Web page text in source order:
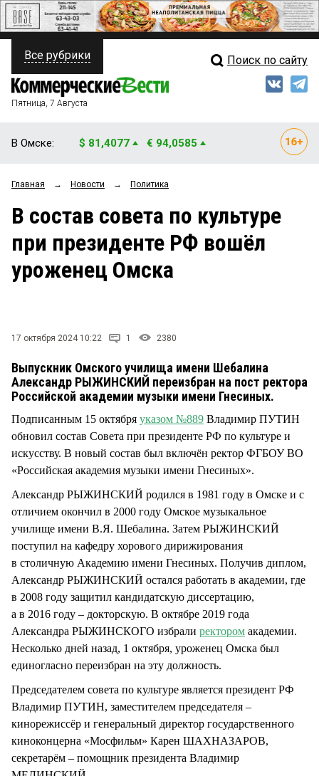
ПОЛИТИКА
ФИНАНСЫ
ОБЩЕСТВО
ЗАКОН
НОВОСТИ КОМПАНИЙ
Свежий выпуск
Рейтинги
Блоги
Все рубрики Поиск по сайту
Пятница, 7 Августа
В Омске: $ 81,4077 € 94,0585
Главная → Новости → Политика
В состав совета по культуре
при президенте РФ вошёл
уроженец Омска
17 октября 2024 10:22 1 2380
Выпускник Омского училища имени Шебалина
Александр РЫЖИНСКИЙ переизбран на пост ректора
Российской академии музыки имени Гнесиных.
Подписанным 15 октября указом №889 Владимир ПУТИН
обновил состав Совета при президенте РФ по культуре и
искусству. В новый состав был включён ректор ФГБОУ ВО
«Российская академия музыки имени Гнесиных».
Александр РЫЖИНСКИЙ родился в 1981 году в Омске и с
отличием окончил в 2000 году Омское музыкальное
училище имени В.Я. Шебалина. Затем РЫЖИНСКИЙ
поступил на кафедру хорового дирижирования
в столичную Академию имени Гнесиных. Получив диплом,
Александр РЫЖИНСКИЙ остался работать в академии, где
в 2008 году защитил кандидатскую диссертацию,
а в 2016 году – докторскую. В октябре 2019 года
Александра РЫЖИНСКОГО избрали ректором академии.
Несколько дней назад, 1 октября, уроженец Омска был
единогласно переизбран на эту должность.
Председателем совета по культуре является президент РФ
Владимир ПУТИН, заместителем председателя –
кинорежиссёр и генеральный директор государственного
киноконцерна «Мосфильм» Карен ШАХНАЗАРОВ,
секретарём – помощник президента Владимир